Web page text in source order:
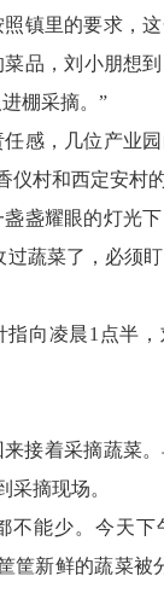
镇里的要求，
品，刘小朋想
棚采摘。”
感，几位产业
村和西定安村
盏耀眼的灯光
蔬菜了，必须
向凌晨1点半
接着采摘蔬菜
摘现场。
不能少。今天下
筐新鲜的蔬菜被